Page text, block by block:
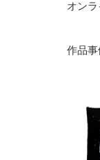
オンラ
作品事